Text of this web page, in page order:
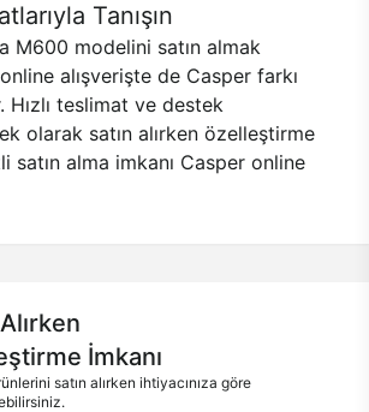
Tanışın
M600 modelini satın almak
alışverişte de Casper farkı
teslimat ve destek
olarak satın alırken özelleştirme
satın alma imkanı Casper online
İmkanı
satın alırken ihtiyacınıza göre